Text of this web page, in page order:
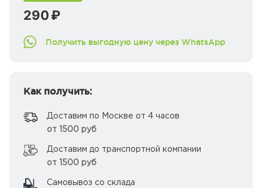
290 ₽
Получить выгодную цену через WhatsApp
Как получить:
Доставим по Москве от 4 часов
от 1500 руб
Доставим до транспортной компании
от 1500 руб
Самовывоз со склада